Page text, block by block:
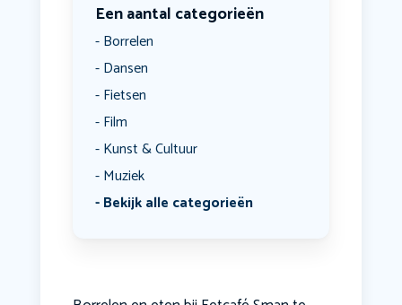
Een aantal categorieën
Borrelen
Dansen
Fietsen
Film
Kunst & Cultuur
Muziek
Bekijk alle categorieën